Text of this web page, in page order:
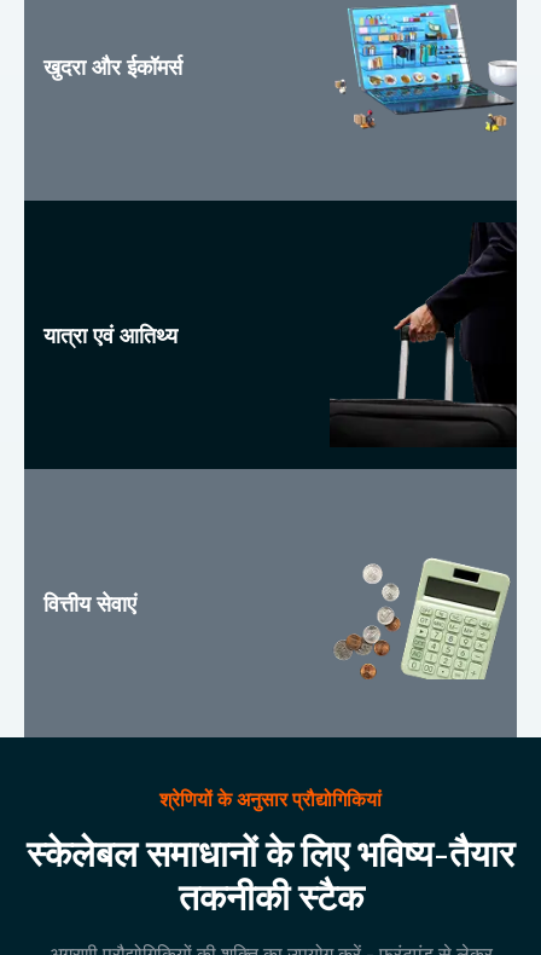
खुदरा और ईकॉमर्स
यात्रा एवं आतिथ्य
वित्तीय सेवाएं
श्रेणियों के अनुसार प्रौद्योगिकियां
स्केलेबल समाधानों के लिए भविष्य-तैयार
तकनीकी स्टैक